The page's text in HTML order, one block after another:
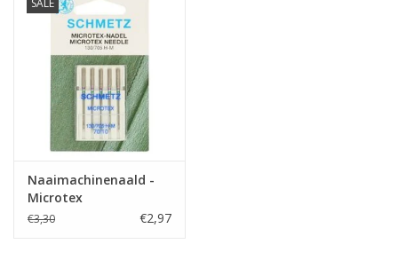
Naaimachinenaald -
Microtex
€3,30 €2,97